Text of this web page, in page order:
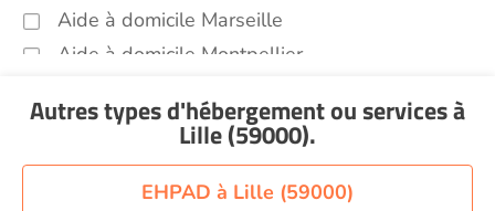
Aide à domicile Marseille
Aide à domicile Montpellier
Aide à domicile Nice
Aide à domicile Orléans
Autres types d'hébergement ou servicesà
Lille (59000).
EHPAD à Lille (59000)